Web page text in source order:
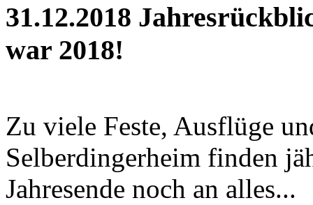
31.12.2018
war 2018!
Zu viele Feste, Ausflüge
Selberdingerheim finden
Jahresende noch an alles...